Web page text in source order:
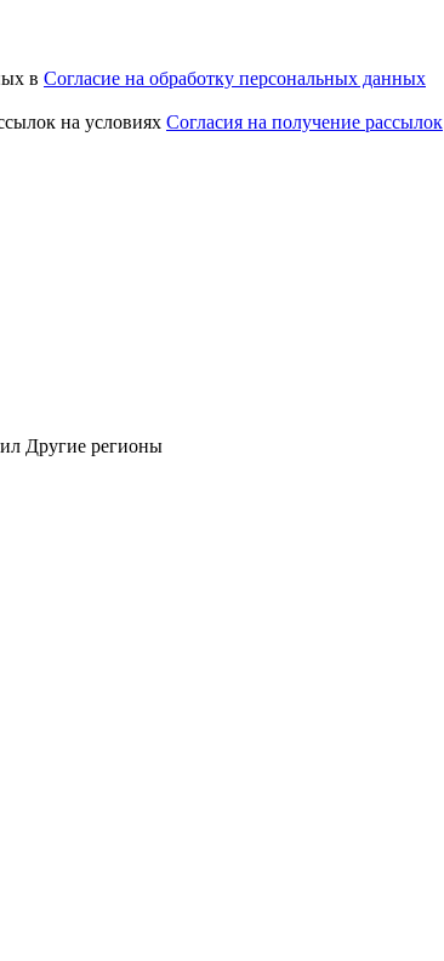
в Согласие на обработку персональных данных
на условиях Согласия на получение рассылок
Другие регионы